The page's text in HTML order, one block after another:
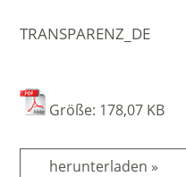
TRANSPARENZ_DE
Größe: 178,07 KB
herunterladen »